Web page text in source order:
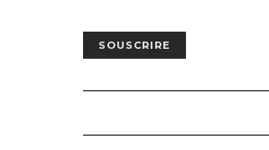
SOUSCRIRE